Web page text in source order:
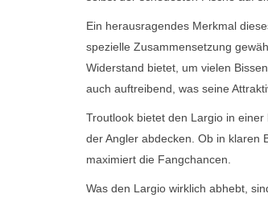
Ein herausragendes Merkmal
spezielle Zusammensetzung
Widerstand bietet, um vielen
auch auftreibend, was seine
Troutlook bietet den Largio in
der Angler abdecken. Ob in klaren
maximiert die Fangchancen.
Was den Largio wirklich abhebt,